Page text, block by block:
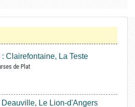
Clairefontaine, La Teste
de Plat
Deauville, Le Lion-d'Angers